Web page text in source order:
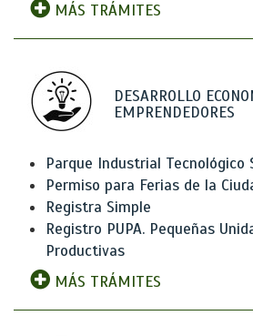
MÁS TRÁMITES
DESARROLLO
EMPRENDEDORES
Parque Industrial Tecnológico
Permiso para Ferias de la
Registra Simple
Registro PUPA. Pequeñas
Productivas
MÁS TRÁMITES